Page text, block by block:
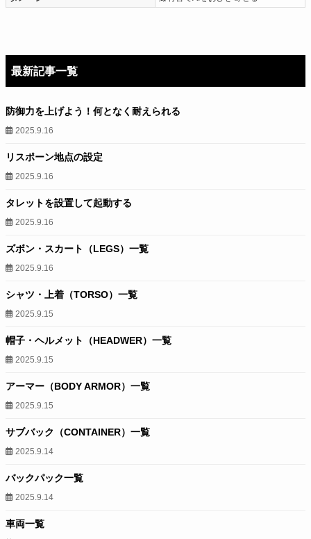
最新記事一覧
防御力を上げよう！何となく耐えられる
2025.9.16
リスポーン地点の設定
2025.9.16
タレットを設置して起動する
2025.9.16
ズボン・スカート（LEGS）一覧
2025.9.16
シャツ・上着（TORSO）一覧
2025.9.15
帽子・ヘルメット（HEADWER）一覧
2025.9.15
アーマー（BODY ARMOR）一覧
2025.9.15
サブバック（CONTAINER）一覧
2025.9.14
バックパック一覧
2025.9.14
車両一覧